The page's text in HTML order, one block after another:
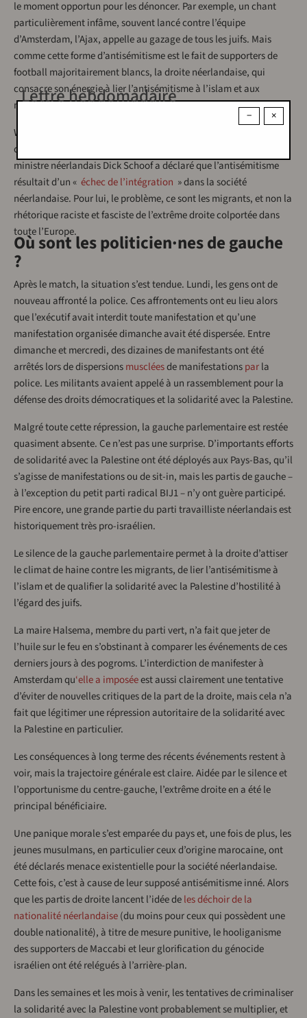
le moment opportun pour les dénoncer. Par exemple, un chant
particulièrement infâme, souvent lancé contre l’équipe
d’Amsterdam, l’Ajax, appelle au gazage de tous les juifs. Mais
comme cette forme d’antisémitisme est le fait de supporters de
football majoritairement blancs, la droite néerlandaise, qui
consacre son énergie à lier l’antisémitisme à l’islam et aux
migrants, s’y est beaucoup moins intéressée.
Wilders n’est pas le seul coupable. De retour d’une visite au
dirigeant hongrois d’extrême droite Viktor Orban, le Premier
ministre néerlandais Dick Schoof a déclaré que l’antisémitisme
résultait d’un « échec de l’intégration » dans la société
néerlandaise. Pour lui, le problème, ce sont les migrants, et non la
rhétorique raciste et fasciste de l’extrême droite colportée dans
toute l’Europe.
Où sont les politicien·nes de gauche
?
Après le match, la situation s’est tendue. Lundi, les gens ont de
nouveau affronté la police. Ces affrontements ont eu lieu alors
que l’exécutif avait interdit toute manifestation et qu’une
manifestation organisée dimanche avait été dispersée. Entre
dimanche et mercredi, des dizaines de manifestants ont été
arrêtés lors de dispersionsmuscléesde manifestationsparla
police. Les militants avaient appelé à un rassemblement pour la
défense des droits démocratiques et la solidarité avec la Palestine.
Malgré toute cette répression, la gauche parlementaire est restée
quasiment absente. Ce n’est pas une surprise. D’importants efforts
de solidarité avec la Palestine ont été déployés aux Pays-Bas, qu’il
s’agisse de manifestations ou de sit-in, mais les partis de gauche –
à l’exception du petit parti radical BIJ1 – n’y ont guère participé.
Pire encore, une grande partie du parti travailliste néerlandais est
historiquement très pro-israélien.
Le silence de la gauche parlementaire permet à la droite d’attiser
le climat de haine contre les migrants, de lier l’antisémitisme à
l’islam et de qualifier la solidarité avec la Palestine d’hostilité à
l’égard des juifs.
La maire Halsema, membre du parti vert, n’a fait que jeter de
l’huile sur le feu en s’obstinant à comparer les événements de ces
derniers jours à des pogroms. L’interdiction de manifester à
Amsterdam qu‘elle a imposéeest aussi clairement une tentative
d’éviter de nouvelles critiques de la part de la droite, mais cela n’a
fait que légitimer une répression autoritaire de la solidarité avec
la Palestine en particulier.
Les conséquences à long terme des récents événements restent à
voir, mais la trajectoire générale est claire. Aidée par le silence et
l’opportunisme du centre-gauche, l’extrême droite en a été le
principal bénéficiaire.
Une panique morale s’est emparée du pays et, une fois de plus, les
jeunes musulmans, en particulier ceux d’origine marocaine, ont
été déclarés menace existentielle pour la société néerlandaise.
Cette fois, c’est à cause de leur supposé antisémitisme inné. Alors
que les partis de droite lancent l’idée deles déchoir de la
nationalité néerlandaise(du moins pour ceux qui possèdent une
double nationalité), à titre de mesure punitive, le hooliganisme
des supporters de Maccabi et leur glorification du génocide
israélien ont été relégués à l’arrière-plan.
Dans les semaines et les mois à venir, les tentatives de criminaliser
la solidarité avec la Palestine vont probablement se multiplier, et
×
−
Lettre hebdomadaire